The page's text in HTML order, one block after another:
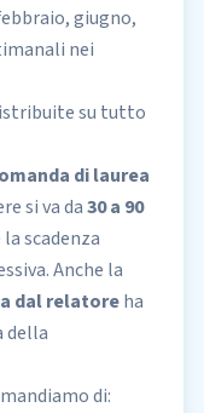
giugno,
nei
su tutto
di laurea
si va da30 a 90
scadenza
Anche la
dal relatoreha
della
di: